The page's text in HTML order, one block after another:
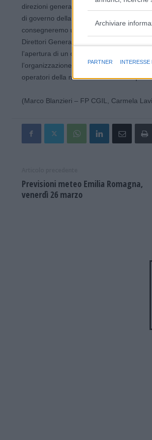
Archiviare
Finalità e
PARTNER INTERESSE
direzioni generali del nostro sistema
di governo della sanità emiliano
consegneremo un documento ai
Direttori Generali. Le firme saranno infine
l’apertura di un confronto che renda la
l’organizzazione del lavoro oltre che
operatori della nostra sanità e della
(Marco Blanzieri – FP CGIL, Carmela
Previsioni meteo Emilia Romagna,
venerdì 26 marzo